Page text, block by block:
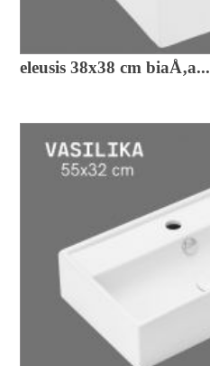
eleusis 38x38 cm biaÅ‚a...